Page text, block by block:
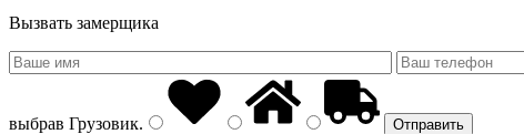
Вызвать замерщика
выбрав Грузовик.